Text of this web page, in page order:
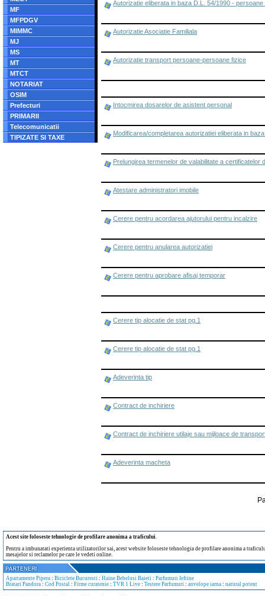
MF
MFPDGV
MIMMC
MJ
MS
MT
MTCT
NOTARIAT
OSIM
Prefecturi
PRIMARII
Telecomunicatii
TIPIZATE SI TAXE
Autorizatie eliberata in baza D.L. 54/1990 - persoane
Autorizatie Asociatie Familiala
Autorizatie transport persoane-persoane fizice
Intocmirea dosarelor de asistent personal
Modificarea/completarea autorizatiei eliberata in
Prelungirea termenelor de valabilitate a certificatelor
Atestare administratori imobile
Cerere pentru acordarea ajutorului pentru incalzire
Cerere pentru anularea autorizatiei
Cerere pentru aprobare afisaj temporar
Cerere tip alocatie de stat pg.1
Cerere tip alocatie de stat pg.1
Adeverinta tip
Contract de inchiriere
Contract de inchiriere utilaje sau mijloace de
Adeverinta macheta
Acest site foloseste tehnologie de profilare anonima a traficului.
Pentru a imbunatati experienta utilizatorilor sai, acest website foloseste tehnologia de profilare anonima a
mesajelor si reclamelor pe care le vedeti online.
Apartamente Pipera : Biciclete Bucuresti : Haine Bebelusi Baieti : Parfumuri Ieftine
Bratari Pandora : Cod Postal : Firme curatenie : TVR 1 Live : Testere Parfumuri : anvelope iarna : natural potent